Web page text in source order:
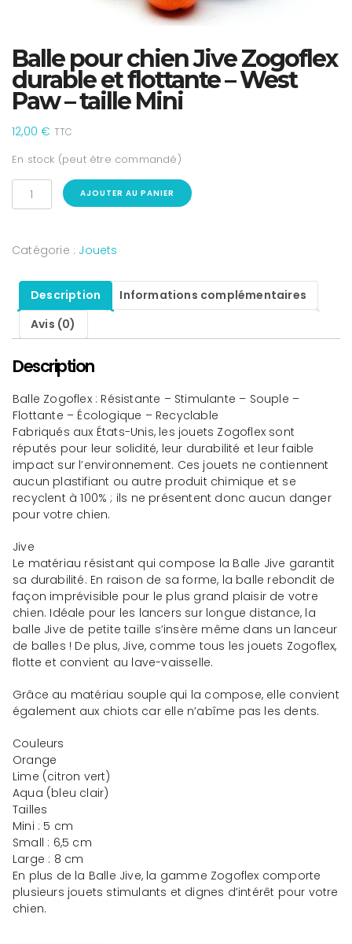
Balle pour chien Jive Zogoflex
durable et flottante – West
Paw – taille Mini
12,00€ TTC
En stock (peut être commandé)
AJOUTER AU PANIER
Catégorie : Jouets
Description
Informations complémentaires
Avis (0)
Description
Balle Zogoflex : Résistante – Stimulante – Souple –
Flottante – Écologique – Recyclable
Fabriqués aux États-Unis, les jouets Zogoflex sont
réputés pour leur solidité, leur durabilité et leur faible
impact sur l’environnement. Ces jouets ne contiennent
aucun plastifiant ou autre produit chimique et se
recyclent à 100% ; ils ne présentent donc aucun danger
pour votre chien.
Jive
Le matériau résistant qui compose la Balle Jive garantit
sa durabilité. En raison de sa forme, la balle rebondit de
façon imprévisible pour le plus grand plaisir de votre
chien. Idéale pour les lancers sur longue distance, la
balle Jive de petite taille s’insère même dans un lanceur
de balles ! De plus, Jive, comme tous les jouets Zogoflex,
flotte et convient au lave-vaisselle.
Grâce au matériau souple qui la compose, elle convient
également aux chiots car elle n’abîme pas les dents.
Couleurs
Orange
Lime (citron vert)
Aqua (bleu clair)
Tailles
Mini : 5 cm
Small : 6,5 cm
Large : 8 cm
En plus de la Balle Jive, la gamme Zogoflex comporte
plusieurs jouets stimulants et dignes d’intérêt pour votre
chien.